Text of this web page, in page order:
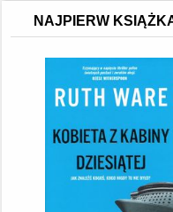
NAJPIERW